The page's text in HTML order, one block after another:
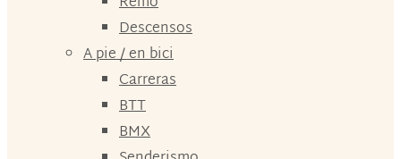
Descensos
A pie / en bici
Carreras
BTT
BMX